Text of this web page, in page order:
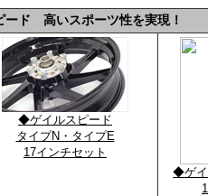
ード 高いスポーツ性を実現！
◆ゲイルスピード
タイプN・タイプE
17インチセット
◆ゲイ